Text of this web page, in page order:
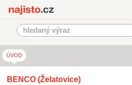
ÚVOD
BENCO (Želatovice)